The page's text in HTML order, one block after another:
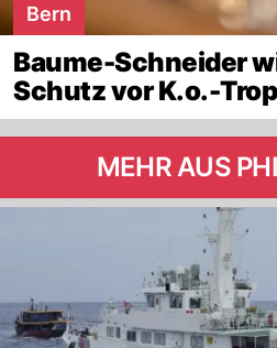
Bern
Baume-Schneider
Schutz vor K.o.-
MEHR AUS